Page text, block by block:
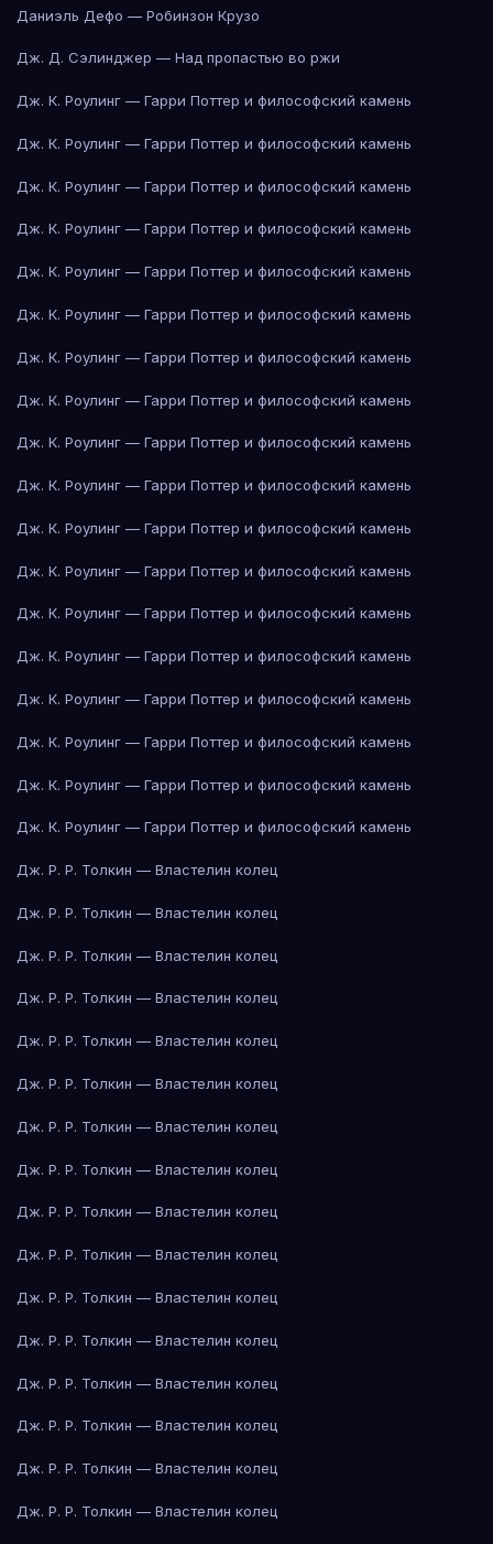
Даниэль Дефо — Робинзон Крузо
Дж. Д. Сэлинджер — Над пропастью во ржи
Дж. К. Роулинг — Гарри Поттер и философский камень
Дж. К. Роулинг — Гарри Поттер и философский камень
Дж. К. Роулинг — Гарри Поттер и философский камень
Дж. К. Роулинг — Гарри Поттер и философский камень
Дж. К. Роулинг — Гарри Поттер и философский камень
Дж. К. Роулинг — Гарри Поттер и философский камень
Дж. К. Роулинг — Гарри Поттер и философский камень
Дж. К. Роулинг — Гарри Поттер и философский камень
Дж. К. Роулинг — Гарри Поттер и философский камень
Дж. К. Роулинг — Гарри Поттер и философский камень
Дж. К. Роулинг — Гарри Поттер и философский камень
Дж. К. Роулинг — Гарри Поттер и философский камень
Дж. К. Роулинг — Гарри Поттер и философский камень
Дж. К. Роулинг — Гарри Поттер и философский камень
Дж. К. Роулинг — Гарри Поттер и философский камень
Дж. К. Роулинг — Гарри Поттер и философский камень
Дж. К. Роулинг — Гарри Поттер и философский камень
Дж. К. Роулинг — Гарри Поттер и философский камень
Дж. Р. Р. Толкин — Властелин колец
Дж. Р. Р. Толкин — Властелин колец
Дж. Р. Р. Толкин — Властелин колец
Дж. Р. Р. Толкин — Властелин колец
Дж. Р. Р. Толкин — Властелин колец
Дж. Р. Р. Толкин — Властелин колец
Дж. Р. Р. Толкин — Властелин колец
Дж. Р. Р. Толкин — Властелин колец
Дж. Р. Р. Толкин — Властелин колец
Дж. Р. Р. Толкин — Властелин колец
Дж. Р. Р. Толкин — Властелин колец
Дж. Р. Р. Толкин — Властелин колец
Дж. Р. Р. Толкин — Властелин колец
Дж. Р. Р. Толкин — Властелин колец
Дж. Р. Р. Толкин — Властелин колец
Дж. Р. Р. Толкин — Властелин колец